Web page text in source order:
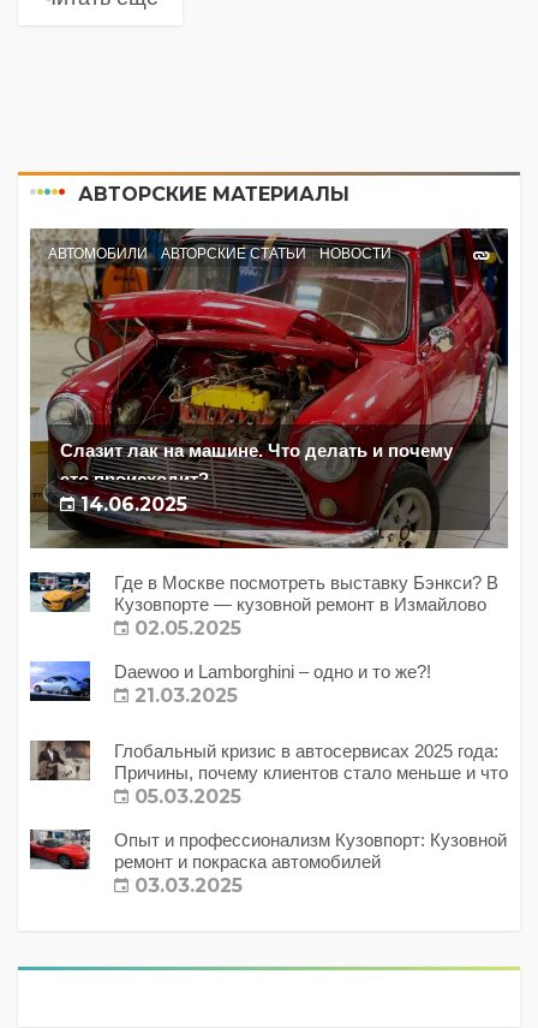
АВТОРСКИЕ МАТЕРИАЛЫ
АВТОМОБИЛИ АВТОРСКИЕ СТАТЬИ НОВОСТИ
Слазит лак на машине. Что делать и почему
это происходит?
14.06.2025
Где в Москве посмотреть выставку Бэнкси? В
Кузовпорте — кузовной ремонт в Измайлово
02.05.2025
Daewoo и Lamborghini – одно и то же?!
21.03.2025
Глобальный кризис в автосервисах 2025 года:
Причины, почему клиентов стало меньше и что
с этим делать?
05.03.2025
Опыт и профессионализм Кузовпорт: Кузовной
ремонт и покраска автомобилей
03.03.2025